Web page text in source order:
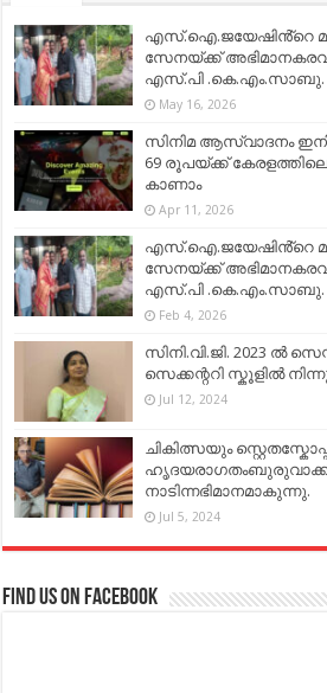
എസ്.ഐ.ജയേഷിൻ്റെ
സേനയ്ക്ക്
എസ്.പി .കെ.എം.സാബു.
May 16, 2026
സിനിമ ആസ്വാദനം
69 രൂപയ്ക്ക്
കാണാം
Apr 11, 2026
എസ്.ഐ.ജയേഷിൻ്റെ
സേനയ്ക്ക്
എസ്.പി .കെ.എം.സാബു.
Feb 4, 2026
സിനി.വി.ജി. 2023 ൽ
സെക്കന്ററി സ്കൂളിൽ
Jul 12, 2024
ചികിത്സയും
നാടിന്നഭിമാനമാകുന്നു.
Jul 5, 2024
Find us on Facebook